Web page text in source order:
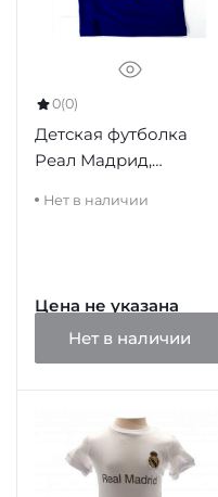
0(0)
Детская футболка
Реал Мадрид,
Нет в наличии
Цена не указана
Нет в наличии